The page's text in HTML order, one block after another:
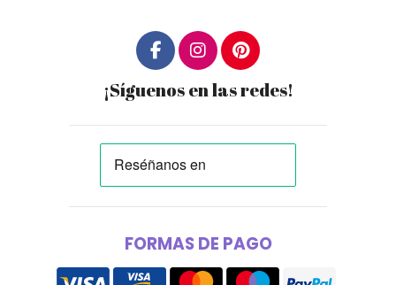
¡Síguenos en las redes!
FORMAS DE PAGO